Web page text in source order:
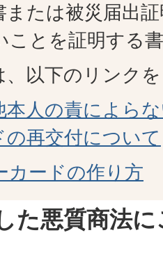
または被災届出
ことを証明する
以下のリンク
本人の責によら
再交付について
カードの作り方
た悪質商法